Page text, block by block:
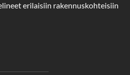
erilaisiin rakennuskohteisiin